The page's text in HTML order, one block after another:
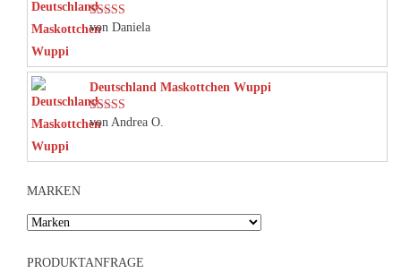
Bewertet mit
von Daniela
Deutschland Maskottchen Wuppi
Bewertet mit
von Andrea O.
MARKEN
PRODUKTANFRAGE